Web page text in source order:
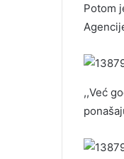
Potom
,,Već